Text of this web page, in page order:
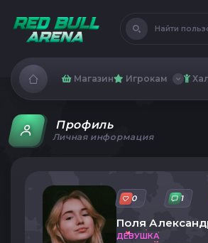
Найти
Магазин Игрокам
Профиль
Личная информация
0 1
Поля
ДЕВУШКА